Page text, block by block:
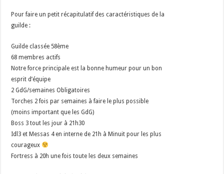
Pour faire un petit récapitulatif des caractéristiques de la
guilde :
Guilde classée 58ème
68 membres actifs
Notre force principale est la bonne humeur pour un bon
esprit d’équipe
2 GdG/semaines Obligatoires
Torches 2 fois par semaines à faire le plus possible
(moins important que les GdG)
Boss 3 tout les jour à 21h30
Idl3 et Messas 4 en interne de 21h à Minuit pour les plus
courageux
Fortress à 20h une fois toute les deux semaines